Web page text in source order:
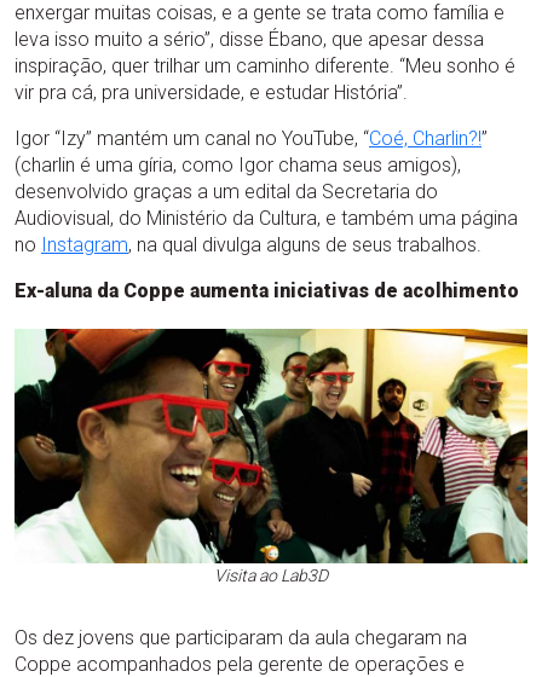
enxergar muitas coisas, e a gente se trata como família e
leva isso muito a sério”, disse Ébano, que apesar dessa
inspiração, quer trilhar um caminho diferente. “Meu sonho é
vir pra cá, pra universidade, e estudar História”.
Igor “Izy” mantém um canal no YouTube, “Coé, Charlin?!”
(charlin é uma gíria, como Igor chama seus amigos),
desenvolvido graças a um edital da Secretaria do
Audiovisual, do Ministério da Cultura, e também uma página
no Instagram, na qual divulga alguns de seus trabalhos.
Ex-aluna da Coppe aumenta iniciativas de acolhimento
Visita ao Lab3D
Os dez jovens que participaram da aula chegaram na
Coppe acompanhados pela gerente de operações e